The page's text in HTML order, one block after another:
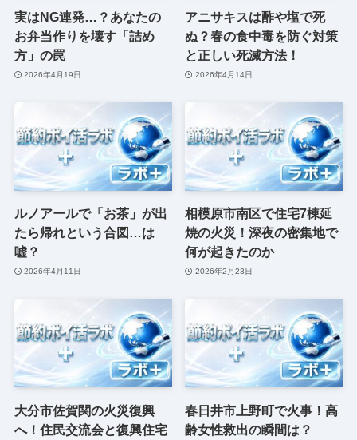
実はNG連発…？あなたの
お弁当作りを壊す「詰め
方」の罠
2026年4月19日
アニサキスは酢や塩で死
ぬ？春の食中毒を防ぐ対策
と正しい死滅方法！
2026年4月14日
ルノアールで「お茶」が出
たら帰れという合図…は
嘘？
2026年4月11日
相模原市南区で住宅7棟延
焼の火災！深夜の密集地で
何が起きたのか
2026年2月23日
大分市佐賀関の火災復興
へ！住民交流会と復興住宅
春日井市上野町で火事！高
齢女性救出の瞬間は？